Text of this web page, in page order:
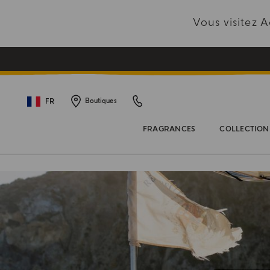
Vous visitez
FR Boutiques
FRAGRANCES COLLECTION